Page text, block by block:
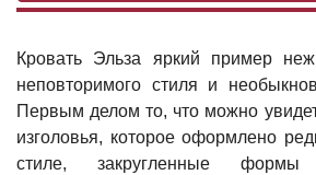
Кровать Эльза яркий пример
неповторимого стиля и
Первым делом то, что можно
изголовья, которое оформлено
стиле, закругленные формы